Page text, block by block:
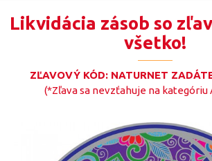
Likvidácia zásob so
všetko!
ZĽAVOVÝ KÓD: NATURNET
(*Zľava sa nevzťahuje na kategóriu